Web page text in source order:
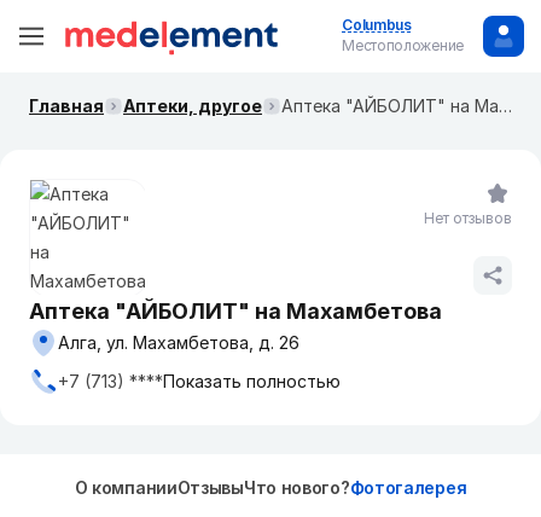
Columbus
Местоположение
Главная Аптеки, другое Аптека "АЙБОЛИТ" на Махамбетова
Аптека "АЙБОЛИТ" на Махамбетова
Алга, ул. Махамбетова, д. 26
+7 (713) ****Показать полностью
Нет отзывов
О компанииОтзывыЧто нового?Фотогалерея